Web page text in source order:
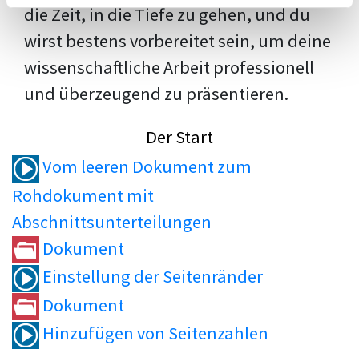
die Zeit, in die Tiefe zu gehen, und du
wirst bestens vorbereitet sein, um deine
wissenschaftliche Arbeit professionell
und überzeugend zu präsentieren.
Der Start
Vom leeren Dokument zum
Rohdokument mit
Abschnittsunterteilungen
Dokument
Einstellung der Seitenränder
Dokument
Hinzufügen von Seitenzahlen